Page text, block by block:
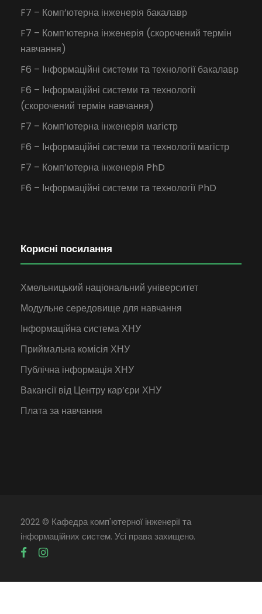
F7 – Комп’ютерна інженерія бакалавр
F7 – Комп’ютерна інженерія (скорочений термін
навчання)
F6 – Інформаційні системи та технології бакалавр
F6 – Інформаційні системи та технології
(скорочений термін навчання)
F7 – Комп’ютерна інженерія магістр
F6 – Інформаційні системи та технології магістр
F7 – Комп’ютерна інженерія PhD
F6 – Інформаційні системи та технології PhD
Корисні посилання
Хмельницький національний університет
Модульне середовище для навчання
Інформаційна система ХНУ
Приймальна комісія ХНУ
Публічна інформація ХНУ
Вакансії від Центру кар’єри ХНУ
Плата за навчання
2022 © Кафедра комп'ютерної інженерії та
інформаційних систем. Усі права захищено.